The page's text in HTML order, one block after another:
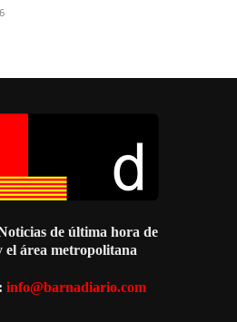
de última hora de
el área metropolitana
info@barnadiario.com